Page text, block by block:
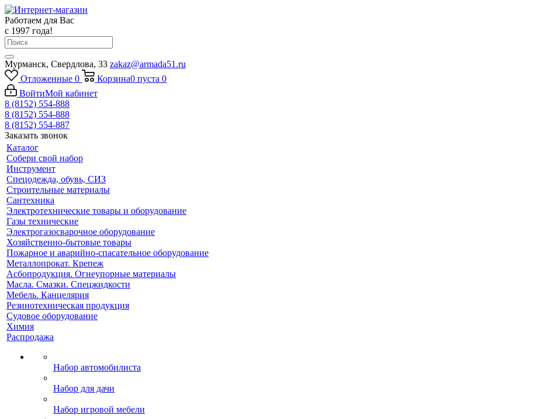
Работаем для Вас
с 1997 года!
Мурманск, Свердлова, 33 zakaz@armada51.ru
Отложенные 0 Корзина0 пуста 0
ВойтиМой кабинет
8 (8152) 554-888
8 (8152) 554-888
8 (8152) 554-887
Заказать звонок
Каталог
Собери свой набор
Инструмент
Спецодежда, обувь, СИЗ
Строительные материалы
Сантехника
Электротехнические товары и оборудование
Газы технические
Электрогазосварочное оборудование
Хозяйственно-бытовые товары
Пожарное и аварийно-спасательное оборудование
Металлопрокат. Крепеж
Асбопродукция. Огнеупорные материалы
Масла. Смазки. Спецжидкости
Мебель. Канцелярия
Резинотехническая продукция
Судовое оборудование
Химия
Распродажа
Набор автомобилиста
Набор для дачи
Набор игровой мебели